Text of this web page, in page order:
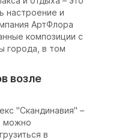
настроение и
АртФлора
композиции с
города, в том
возле
"Скандинавия" –
можно
в